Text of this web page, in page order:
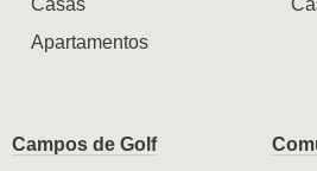
Casas
Apartamentos
Campos de Golf